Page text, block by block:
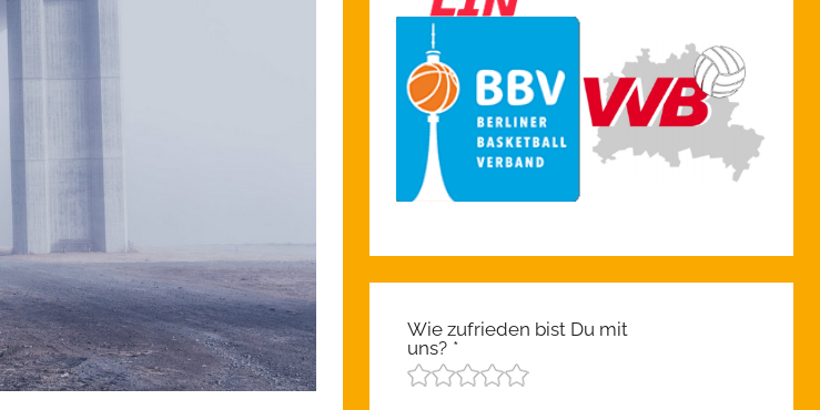
Wie zufrieden bist Du mit
uns? *